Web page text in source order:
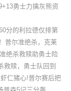
勇士力擒灰熊资
分的利拉德仅排第
普尔准绝杀，克莱
绝杀救赎助勇士险
救赎，勇士队回到
仁猪心!普尔赛后把